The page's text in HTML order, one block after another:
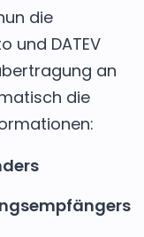
die
und DATEV
an
die